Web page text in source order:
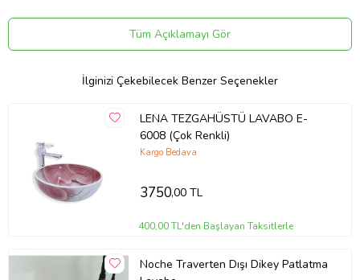
Ürün Kodu:kcm15675336
Tüm Açıklamayı Gör
İlginizi Çekebilecek Benzer Seçenekler
LENA TEZGAHÜSTÜ LAVABO E-
6008 (Çok Renkli)
Kargo Bedava
3750,00 TL
400,00 TL'den Başlayan Taksitlerle
Noche Traverten Dışı Dikey Patlatma